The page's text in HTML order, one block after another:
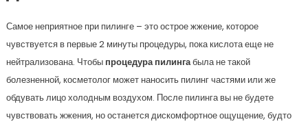
Самое неприятное при пилинге – это острое жжение, которое
чувствуется в первые 2 минуты процедуры, пока кислота еще не
нейтрализована. Чтобы процедура пилингабыла не такой
болезненной, косметолог может наносить пилинг частями или же
обдувать лицо холодным воздухом. После пилинга вы не будете
чувствовать жжения, но останется дискомфортное ощущение, будто